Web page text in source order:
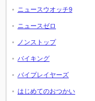
ニュースウオッチ9
ニュースゼロ
ノンストップ
バイキング
バイプレイヤーズ
はじめてのおつかい